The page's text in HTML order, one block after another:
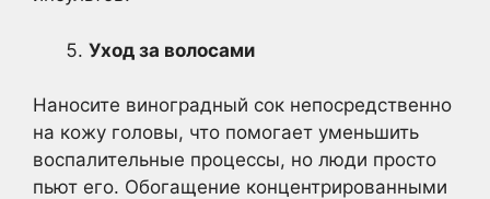
Уход за волосами
Наносите виноградный сок непосредственно
на кожу головы, что помогает уменьшить
воспалительные процессы, но люди просто
пьют его. Обогащение концентрированными